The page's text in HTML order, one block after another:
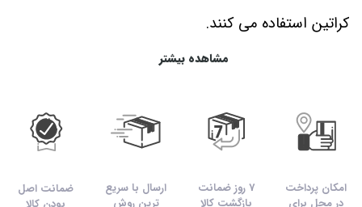
کراتین استفاده می کنند.
مشاهده بیشتر
امکان پرداخت
در محل برای
7 روز ضمانت
بازگشت کالا
ارسال با سریع
ترین روش
ضمانت اصل